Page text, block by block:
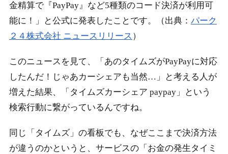
金精算で『PayPay』など5種類のコード決済が利用可
能に！」と公式に発表したことです。（出典： パーク
２４株式会社 ニュースリリース ）
このニュースを見て、「あのタイムズがPayPayに対応
したんだ！じゃあカーシェアも当然…」と考える人が
増えた結果、「タイムズカーシェア paypay」という
検索行動に繋がっているんですね。
同じ「タイムズ」の看板でも、なぜここまで決済方法
が違うのかというと、サービスの「お金の発生タイミ